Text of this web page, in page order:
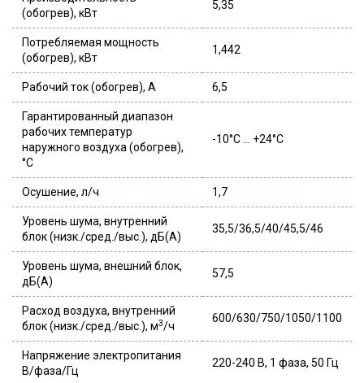
(обогрев), кВт
5,35
Потребляемая мощность
(обогрев), кВт
1,442
Рабочий ток (обогрев), А 6,5
Гарантированный диапазон
рабочих температур
наружного воздуха (обогрев),
°С
-10°C … +24°C
Осушение, л/ч 1,7
Уровень шума, внутренний
блок (низк./сред./выс.), дБ(А)
35,5/36,5/40/45,5/46
Уровень шума, внешний блок,
дБ(А)
57,5
Расход воздуха, внутренний
блок (низк./сред./выс.), м3/ч
600/630/750/1050/1100
Напряжение электропитания
В/фаза/Гц
220-240 В, 1 фаза, 50 Гц